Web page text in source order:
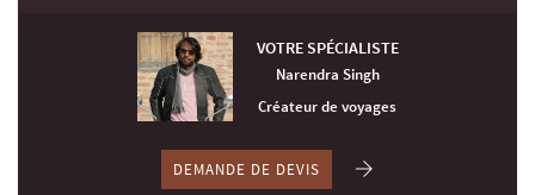
VOTRE SPÉCIALISTE
Narendra Singh
Créateur de voyages
DEMANDE DE DEVIS